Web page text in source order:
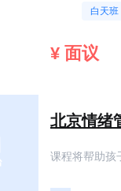
白天班
¥ 面议
北京情绪
课程将帮助孩